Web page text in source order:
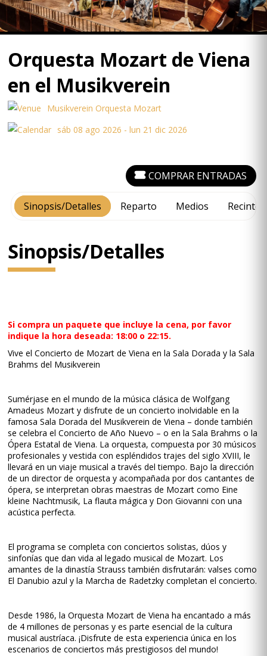
Orquesta Mozart de Viena
en el Musikverein
Musikverein Orquesta Mozart
sáb 08 ago 2026 - lun 21 dic 2026
Sinopsis/Detalles Reparto Medios Recinto
COMPRAR ENTRADAS
Sinopsis/Detalles
Si compra un paquete que incluye la cena, por favor
indique la hora deseada: 18:00 o 22:15.
Vive el Concierto de Mozart de Viena en la Sala Dorada y la Sala
Brahms del Musikverein
Sumérjase en el mundo de la música clásica de Wolfgang
Amadeus Mozart y disfrute de un concierto inolvidable en la
famosa Sala Dorada del Musikverein de Viena – donde también
se celebra el Concierto de Año Nuevo – o en la Sala Brahms o la
Ópera Estatal de Viena. La orquesta, compuesta por 30 músicos
profesionales y vestida con espléndidos trajes del siglo XVIII, le
llevará en un viaje musical a través del tiempo. Bajo la dirección
de un director de orquesta y acompañada por dos cantantes de
ópera, se interpretan obras maestras de Mozart como Eine
kleine Nachtmusik, La flauta mágica y Don Giovanni con una
acústica perfecta.
El programa se completa con conciertos solistas, dúos y
sinfonías que dan vida al legado musical de Mozart. Los
amantes de la dinastía Strauss también disfrutarán: valses como
El Danubio azul y la Marcha de Radetzky completan el concierto.
Desde 1986, la Orquesta Mozart de Viena ha encantado a más
de 4 millones de personas y es parte esencial de la cultura
musical austríaca. ¡Disfrute de esta experiencia única en los
escenarios de conciertos más prestigiosos del mundo!